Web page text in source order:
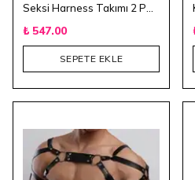
₺ 547.00
SEPETE EKLE